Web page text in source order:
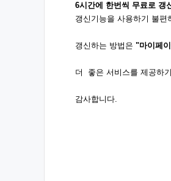
6시간에 한번씩 무료로 갱
갱신기능을 사용하기 불
갱신하는 방법은 "마이페
더 좋은 서비스를 제공하
감사합니다.